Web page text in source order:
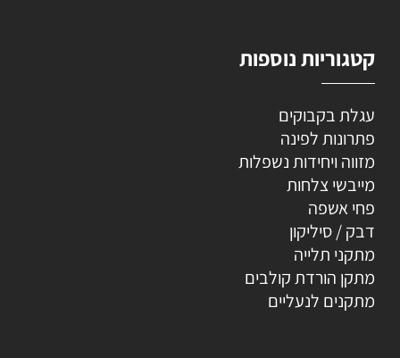
קטגוריות נוספות
עגלת בקבוקים
פתרונות לפינה
מזווה ויחידות נשפלות
מייבשי צלחות
פחי אשפה
דבק / סיליקון
מתקני תלייה
מתקן הורדת קולבים
מתקנים לנעליים